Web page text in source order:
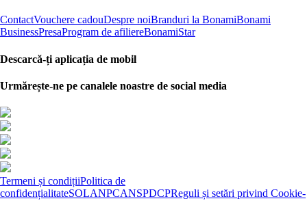
ContactVouchere cadouDespre noiBranduri la BonamiBonami
BusinessPresaProgram de afiliereBonamiStar
Descarcă-ți aplicația de mobil
Urmărește-ne pe canalele noastre de social media
Termeni și condițiiPolitica de
confidențialitateSOLANPCANSPDCPReguli și setări privind Cookie-